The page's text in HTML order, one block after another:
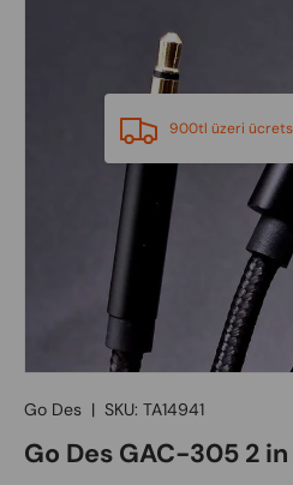
900tl üzeri
Go Des | SKU: TA14941
Go Des GAC-305 2